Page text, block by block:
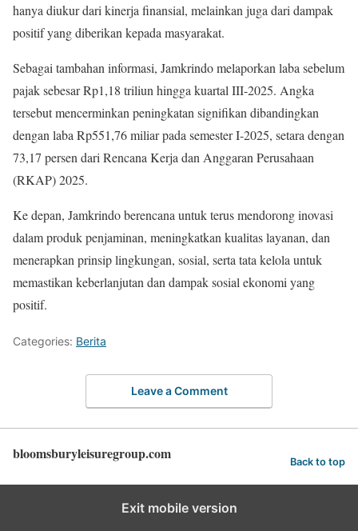
hanya diukur dari kinerja finansial, melainkan juga dari dampak
positif yang diberikan kepada masyarakat.
Sebagai tambahan informasi, Jamkrindo melaporkan laba sebelum
pajak sebesar Rp1,18 triliun hingga kuartal III-2025. Angka
tersebut mencerminkan peningkatan signifikan dibandingkan
dengan laba Rp551,76 miliar pada semester I-2025, setara dengan
73,17 persen dari Rencana Kerja dan Anggaran Perusahaan
(RKAP) 2025.
Ke depan, Jamkrindo berencana untuk terus mendorong inovasi
dalam produk penjaminan, meningkatkan kualitas layanan, dan
menerapkan prinsip lingkungan, sosial, serta tata kelola untuk
memastikan keberlanjutan dan dampak sosial ekonomi yang
positif.
Categories: Berita
Leave a Comment
bloomsburyleisuregroup.com Back to top
Exit mobile version